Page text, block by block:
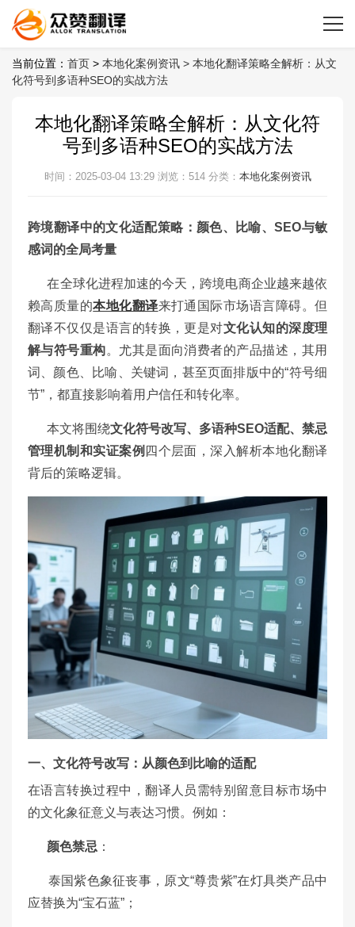
当前位置： 首页 > 本地化案例资讯 > 本地化翻译策略全解析：从文
化符号到多语种SEO的实战方法
本地化翻译策略全解析：从文化符
号到多语种SEO的实战方法
时间：2025-03-04 13:29浏览：514 分类： 本地化案例资讯
跨境翻译中的文化适配策略：颜色、比喻、SEO与敏
感词的全局考量
在全球化进程加速的今天，跨境电商企业越来越依
赖高质量的本地化翻译来打通国际市场语言障碍。但
翻译不仅仅是语言的转换，更是对文化认知的深度理
解与符号重构。尤其是面向消费者的产品描述，其用
词、颜色、比喻、关键词，甚至页面排版中的“符号细
节”，都直接影响着用户信任和转化率。
本文将围绕文化符号改写、多语种SEO适配、禁忌
管理机制和实证案例 四个层面，深入解析本地化翻译
背后的策略逻辑。
一、文化符号改写：从颜色到比喻的适配
在语言转换过程中，翻译人员需特别留意目标市场中
的文化象征意义与表达习惯。例如：
颜色禁忌 ：
泰国紫色象征丧事，原文“尊贵紫”在灯具类产品中
应替换为“宝石蓝”；